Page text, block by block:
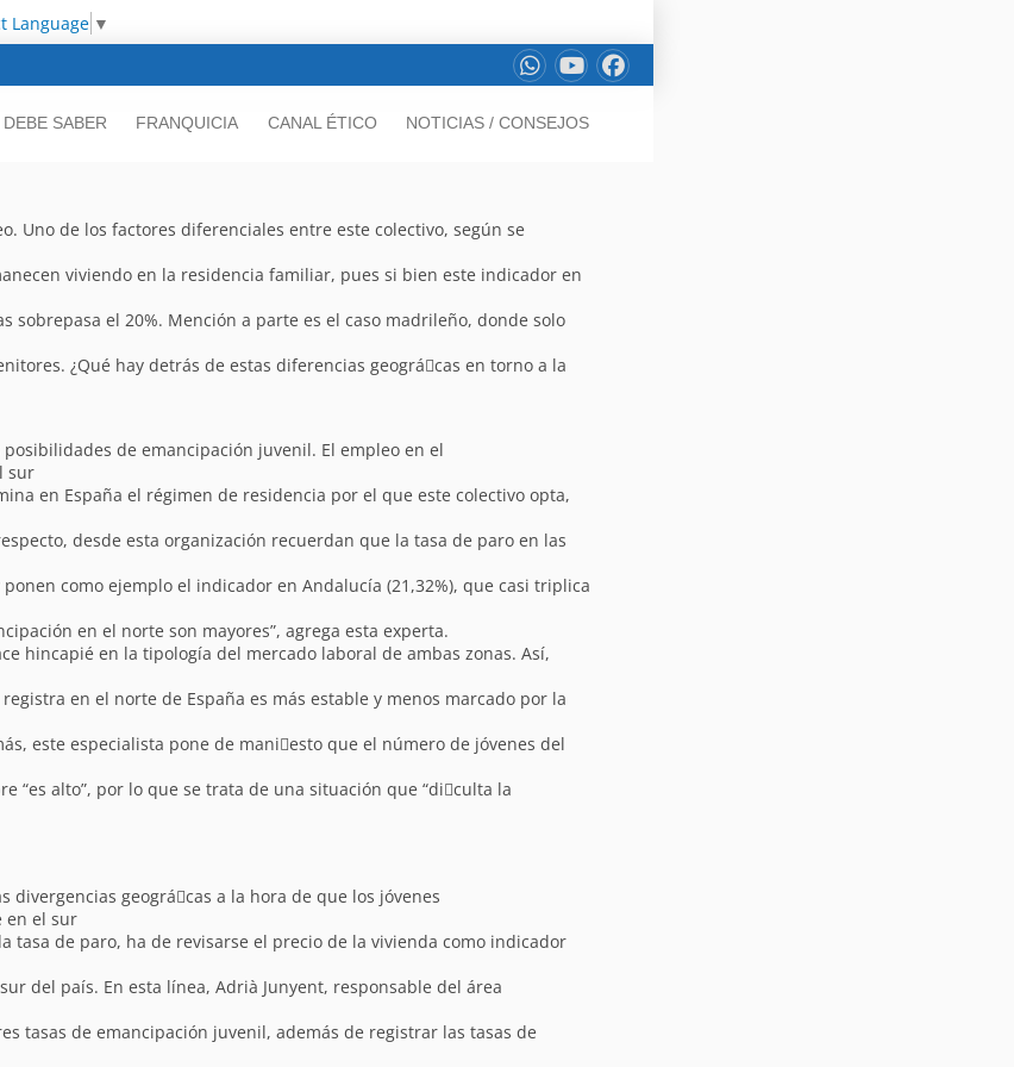
Language ▼
DEBE SABER FRANQUICIA CANAL ÉTICO NOTICIAS / CONSEJOS
Uno de los factores diferenciales entre este colectivo, según se
viviendo en la residencia familiar, pues si bien este indicador en
sobrepasa el 20%. Mención a parte es el caso madrileño, donde solo
¿Qué hay detrás de estas diferencias geográ􀁽cas en torno a la
de emancipación juvenil. El empleo en el
sur
en España el régimen de residencia por el que este colectivo opta,
desde esta organización recuerdan que la tasa de paro en las
como ejemplo el indicador en Andalucía (21,32%), que casi triplica
en el norte son mayores”, agrega esta experta.
hincapié en la tipología del mercado laboral de ambas zonas. Así,
en el norte de España es más estable y menos marcado por la
este especialista pone de mani􀁽esto que el número de jóvenes del
“es alto”, por lo que se trata de una situación que “di􀁽culta la
geográ􀁽cas a la hora de que los jóvenes
en el sur
tasa de paro, ha de revisarse el precio de la vivienda como indicador
del país. En esta línea, Adrià Junyent, responsable del área
tasas de emancipación juvenil, además de registrar las tasas de